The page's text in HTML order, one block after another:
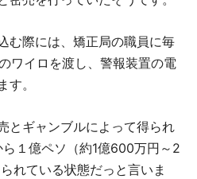
む際には、矯正局の職員に毎
ワイロを渡し、警報装置の電
。
とギャンブルによって得られ
１億ペソ（約1億600万円～2
れている状態だっと言いま